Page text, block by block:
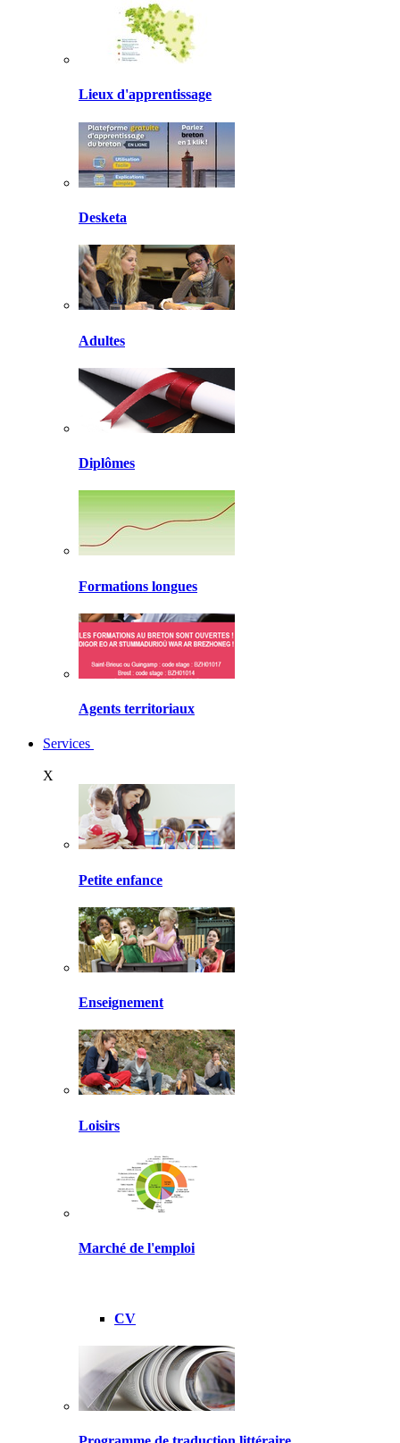
Lieux d'apprentissage
Desketa
Adultes
Diplômes
Formations longues
Agents territoriaux
Services
X
Petite enfance
Enseignement
Loisirs
Marché de l'emploi
CV